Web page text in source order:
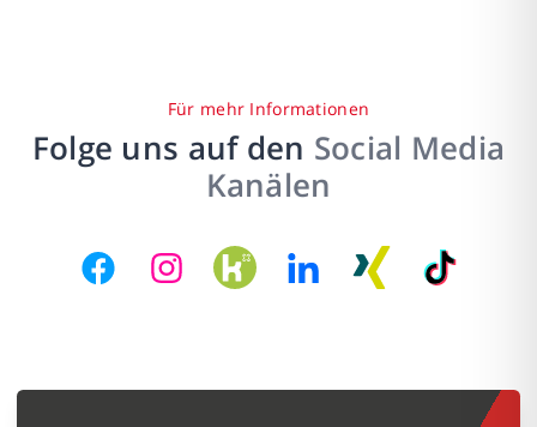
Für mehr Informationen
Folge uns auf den Social Media
Kanälen